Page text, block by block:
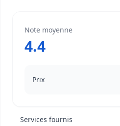
Note moyenne
4.4
Prix
Services fournis